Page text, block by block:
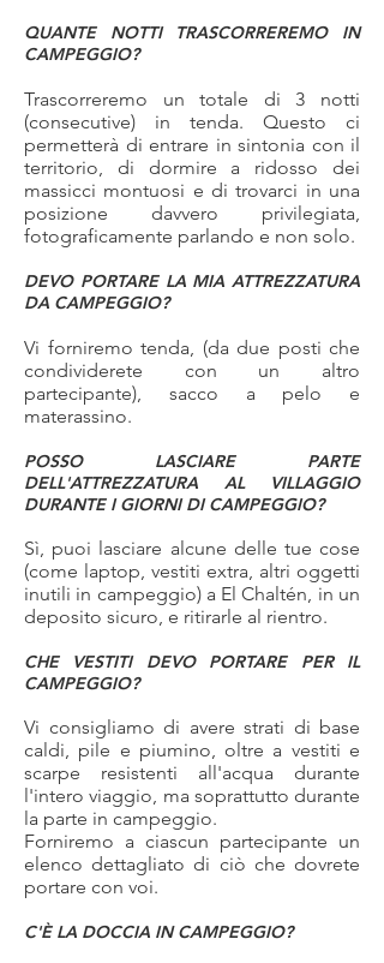
QUANTE NOTTI TRASCORREREMO IN
CAMPEGGIO?
Trascorreremo un totale di 3 notti
(consecutive) in tenda. Questo ci
permetterà di entrare in sintonia con il
territorio, di dormire a ridosso dei
massicci montuosi e di trovarci in una
posizione davvero privilegiata,
fotograficamente parlando e non solo.
DEVO PORTARE LA MIA ATTREZZATURA
DA CAMPEGGIO?
Vi forniremo tenda, (da due posti che
condividerete con un altro
partecipante), sacco a pelo e
materassino.
POSSO LASCIARE PARTE
DELL'ATTREZZATURA AL VILLAGGIO
DURANTE I GIORNI DI CAMPEGGIO?
Sì, puoi lasciare alcune delle tue cose
(come laptop, vestiti extra, altri oggetti
inutili in campeggio) a El Chaltén, in un
deposito sicuro, e ritirarle al rientro.
CHE VESTITI DEVO PORTARE PER IL
CAMPEGGIO?
Vi consigliamo di avere strati di base
caldi, pile e piumino, oltre a vestiti e
scarpe resistenti all'acqua durante
l'intero viaggio, ma soprattutto durante
la parte in campeggio.
Forniremo a ciascun partecipante un
elenco dettagliato di ciò che dovrete
portare con voi.
C'ÈLA DOCCIA IN CAMPEGGIO?